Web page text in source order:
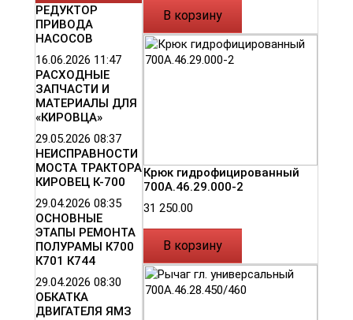
РЕДУКТОР
ПРИВОДА
НАСОСОВ
16.06.2026 11:47
РАСХОДНЫЕ
ЗАПЧАСТИ И
МАТЕРИАЛЫ ДЛЯ
«КИРОВЦА»
29.05.2026 08:37
НЕИСПРАВНОСТИ
МОСТА ТРАКТОРА
КИРОВЕЦ К-700
29.04.2026 08:35
ОСНОВНЫЕ
ЭТАПЫ РЕМОНТА
ПОЛУРАМЫ К700
К701 К744
29.04.2026 08:30
ОБКАТКА
ДВИГАТЕЛЯ ЯМЗ
В корзину
Крюк гидрофицированный
700А.46.29.000-2
31 250.00
В корзину